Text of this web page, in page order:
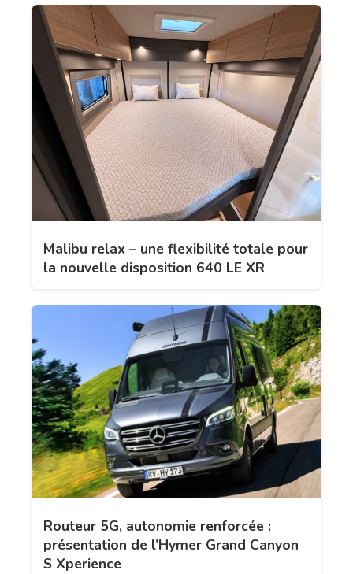
Malibu relax – une flexibilité totale pour
la nouvelle disposition 640 LE XR
Routeur 5G, autonomie renforcée :
présentation de l’Hymer Grand Canyon
S Xperience